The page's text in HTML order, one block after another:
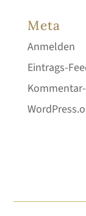
Meta
Anmelden
Eintrags-